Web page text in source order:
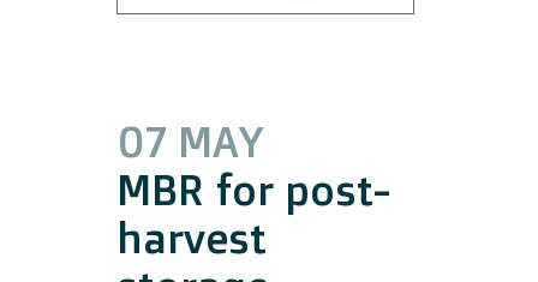
07 MAY
MBR for post-
harvest